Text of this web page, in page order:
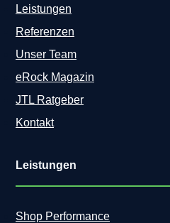
Leistungen
Referenzen
Unser Team
eRock Magazin
JTL Ratgeber
Kontakt
Leistungen
Shop Performance